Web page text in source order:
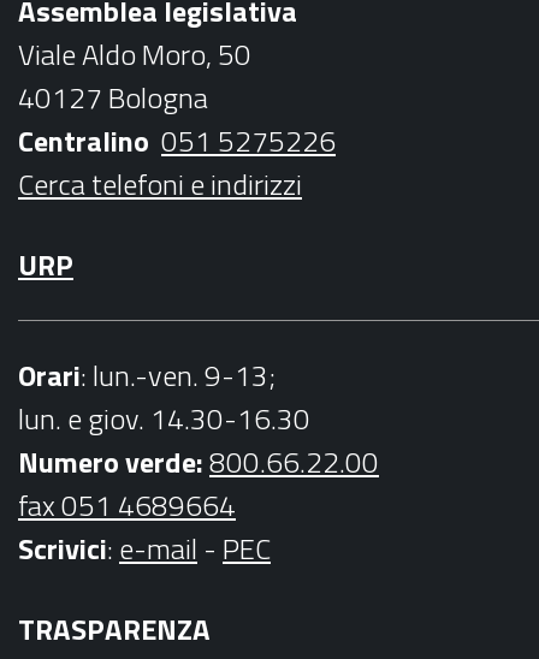
k
a
m
b
e
Assemblea legislativa
Viale Aldo Moro, 50
40127 Bologna
Centralino 051 5275226
Cerca telefoni e indirizzi
URP
Orari: lun.-ven. 9-13;
lun. e giov. 14.30-16.30
Numero verde:800.66.22.00
fax 051 4689664
Scrivici:e-mail - PEC
TRASPARENZA